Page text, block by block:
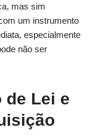
mas sim
um instrumento
especialmente
não ser
de Lei e